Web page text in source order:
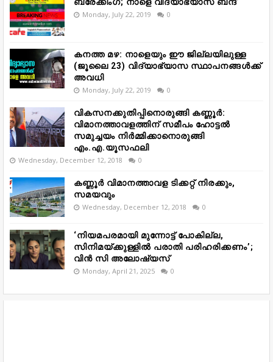
Monday, July 22, 2019 0
കനത്ത മഴ: നാളെയും ഈ ജില്ലയിലുള്ള
(ജൂലൈ 23) വിദ്യാഭ്യാസ സ്ഥാപനങ്ങൾക്ക്
അവധി
Monday, July 22, 2019 0
വികസനക്കുതിപ്പിനൊരുങ്ങി കണ്ണൂർ:
വിമാനത്താവളത്തിന് സമീപം ഹോട്ടൽ
സമുച്ചയം നിർമ്മിക്കാനൊരുങ്ങി
എം.എ.യൂസഫലി
Wednesday, December 12, 2018 0
കണ്ണൂർ വിമാനത്താവള ടിക്കറ്റ് നിരക്കും,
സമയവും
Wednesday, December 12, 2018 0
‘നിയമപരമായി മുന്നോട്ട് പോകില്ല,
സിനിമയ്ക്കുള്ളിൽ പരാതി പരിഹരിക്കണം’;
വിൻ സി അലോഷ്യസ്
Monday, April 21, 2025 0